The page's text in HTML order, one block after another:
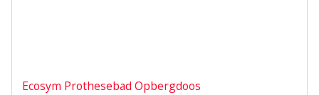
Ecosym Prothesebad Opbergdoos